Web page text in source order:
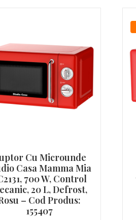
Cu Microunde
Casa Mamma Mia
700 W, Control
20 L, Defrost,
– Cod Produs:
155407